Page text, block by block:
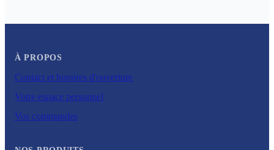
À PROPOS
Contact et horaires d'ouverture
Votre espace personnel
Vos commandes